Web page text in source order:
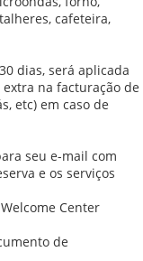
cafeteira,
dias, será aplicada
na facturação de
etc) em caso de
seu e-mail com
e os serviços
Center
de